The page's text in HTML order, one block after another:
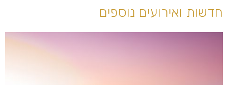
חדשות ואירועים נוספים